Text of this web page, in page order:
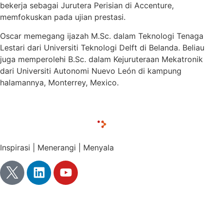
bekerja sebagai Jurutera Perisian di Accenture,
memfokuskan pada ujian prestasi.
Oscar memegang ijazah M.Sc. dalam Teknologi Tenaga
Lestari dari Universiti Teknologi Delft di Belanda. Beliau
juga memperolehi B.Sc. dalam Kejuruteraan Mekatronik
dari Universiti Autonomi Nuevo León di kampung
halamannya, Monterrey, Mexico.
Inspirasi | Menerangi | Menyala